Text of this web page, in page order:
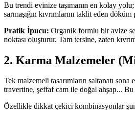
Bu trendi evinize taşımanın en kolay
sarmaşığın kıvrımlarını taklit eden
Pratik İpucu: Organik formlu bir avize
noktası oluşturur. Tam tersine, zaten
2. Karma Malzemeler
Tek malzemeli tasarımların saltanatı
travertine, şeffaf cam ile doğal ahşap... Bu
Özellikle dikkat çekici kombinasyonlar